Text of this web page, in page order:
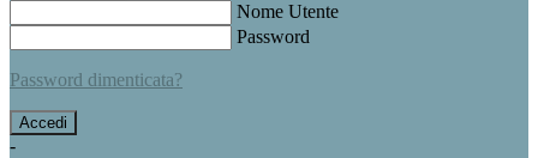
Nome Utente
Password
Password dimenticata?
-